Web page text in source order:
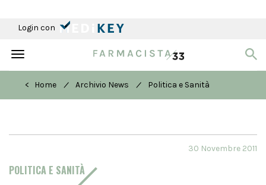
Login con
Toggle
< Home
/ Archivio News / Politica e Sanità
POLITICA E SANITÀ
30 Novembre 2011